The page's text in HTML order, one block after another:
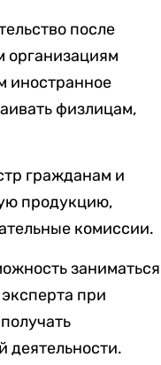
после
организациям
иностранное
физлицам,
гражданам и
продукцию,
комиссии.
заниматься
при
деятельности.